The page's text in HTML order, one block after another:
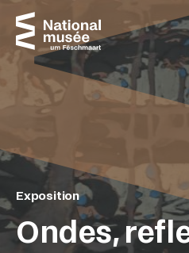
Passer directement au contenu
Ondes,
Exposition
Panneau de gestion des cookies